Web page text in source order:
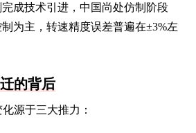
完成技术引进，中国尚处仿制阶段
制为主，转速精度误差普遍在±3%左
的背后
源于三大推力：